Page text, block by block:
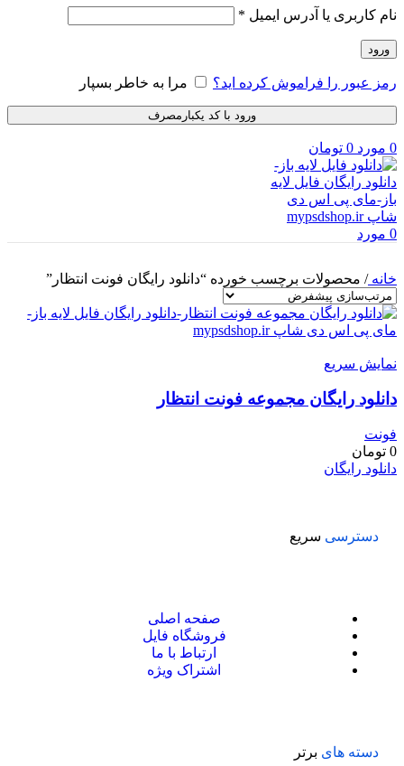
نام کاربری یا آدرس ایمیل *
ورود
رمز عبور را فراموش کرده اید؟ مرا به خاطر بسپار
ورود با کد یکبارمصرف
0 مورد 0 تومان
0 مورد
خانه/ محصولات برچسب خورده “دانلود رایگان فونت انتظار”
نمایش سریع
دانلود رایگان مجموعه فونت انتظار
فونت
0 تومان
دانلود رایگان
دسترسی سریع
صفحه اصلی
فروشگاه فایل
ارتباط با ما
اشتراک ویژه
دسته های برتر